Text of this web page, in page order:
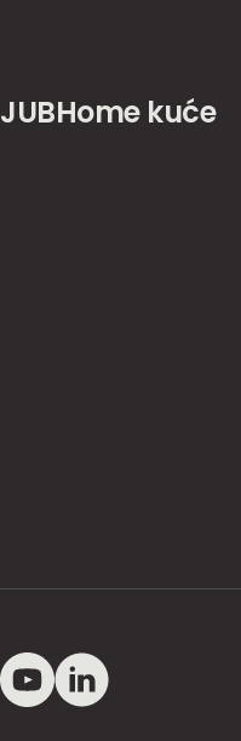
JUBHome kuće